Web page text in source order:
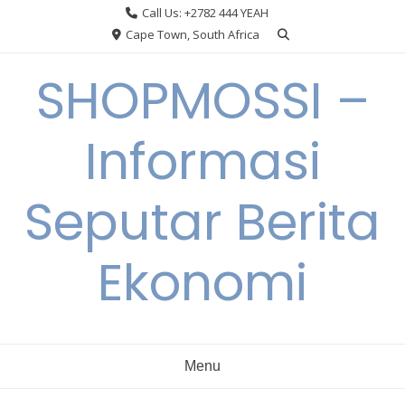
Call Us: +2782 444 YEAH
Cape Town, South Africa
SHOPMOSSI –
Informasi
Seputar Berita
Ekonomi
Menu